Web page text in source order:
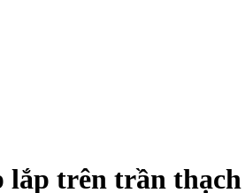
trên trần thạch